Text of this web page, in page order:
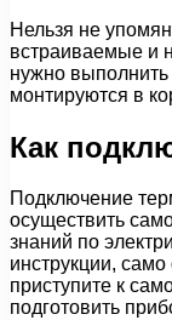
Нельзя не
встраиваемые и
нужно выполнить
монтируются в
Как
Подключение
осуществить
знаний по
инструкции,
приступите к
подготовить